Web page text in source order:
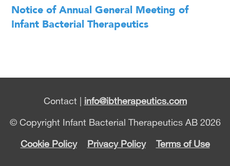
Notice of Annual General Meeting of
Infant Bacterial Therapeutics
Contact | info@ibtherapeutics.com
© Copyright Infant Bacterial Therapeutics AB 2026
Cookie Policy Privacy Policy Terms of Use